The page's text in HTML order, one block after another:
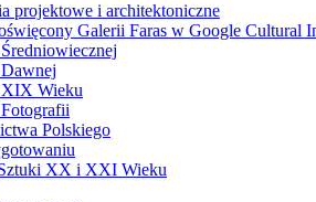
projektowe i architektoniczne
Galerii Faras w Google Cultural
XIX Wieku
Polskiego
XX i XXI Wieku